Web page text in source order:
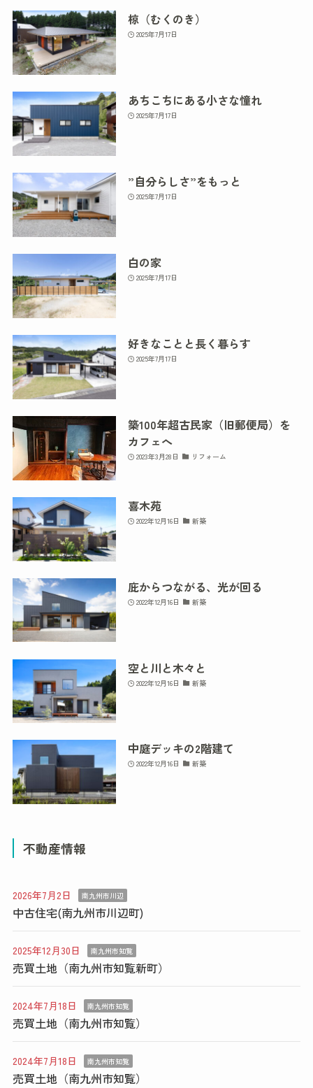
椋（むくのき）
2025年7月17日
あちこちにある小さな憧れ
2025年7月17日
”自分らしさ”をもっと
2025年7月17日
白の家
2025年7月17日
好きなことと長く暮らす
2025年7月17日
築100年超古民家（旧郵便局）を
カフェへ
2023年3月28日 リフォーム
喜木苑
2022年12月16日 新築
庇からつながる、光が回る
2022年12月16日 新築
空と川と木々と
2022年12月16日 新築
中庭デッキの2階建て
2022年12月16日 新築
不動産情報
2026年7月2日 南九州市川辺
中古住宅(南九州市川辺町)
2025年12月30日 南九州市知覧
売買土地（南九州市知覧新町）
2024年7月18日 南九州市知覧
売買土地（南九州市知覧）
2024年7月18日 南九州市知覧
売買土地（南九州市知覧）